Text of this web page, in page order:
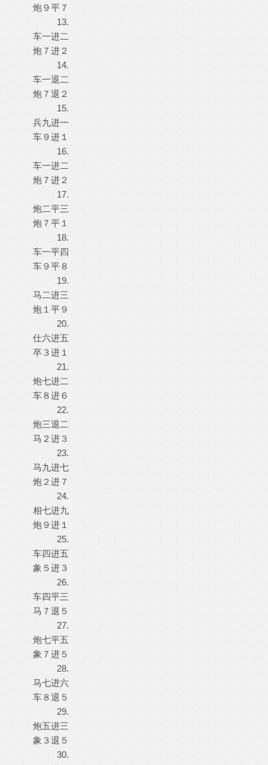
炮９平７
13.
车一进二
炮７进２
14.
车一退二
炮７退２
15.
兵九进一
车９进１
16.
车一进二
炮７进２
17.
炮二平三
炮７平１
18.
车一平四
车９平８
19.
马二进三
炮１平９
20.
仕六进五
卒３进１
21.
炮七进二
车８进６
22.
炮三退二
马２进３
23.
马九进七
炮２进７
24.
相七进九
炮９进１
25.
车四进五
象５进３
26.
车四平三
马７退５
27.
炮七平五
象７进５
28.
马七进六
车８退５
29.
炮五进三
象３退５
30.